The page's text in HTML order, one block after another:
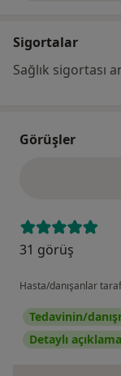
Sigortalar
Sağlık sigortası
Görüşler
31 görüş
Hasta/danışanlar
Tedavinin/
Detaylı